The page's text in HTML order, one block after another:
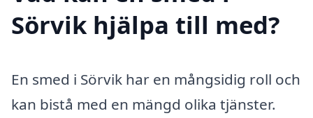
Sörvik hjälpa till med?
En smed i Sörvik har en mångsidig roll och
kan bistå med en mängd olika tjänster.